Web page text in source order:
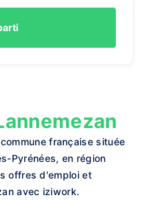
française située
Pyrénées, en région
offres d'emploi et
avec iziwork.